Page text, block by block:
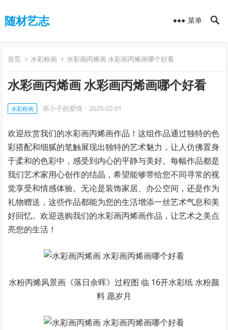
随材艺志 菜单
首页 水彩粉画 水彩画丙烯画 水彩画丙烯画哪个好看
水彩画丙烯画 水彩画丙烯画哪个好看
水彩粉画 坏小子的爱情 · 2025-02-01
欢迎欣赏我们的水彩画丙烯画作品！这组作品通过独特的色
彩搭配和细腻的笔触展现出独特的艺术魅力，让人仿佛置身
于柔和的色彩中，感受到内心的平静与美好。每幅作品都是
我们艺术家用心创作的结晶，希望能够带给您不同寻常的视
觉享受和情感体验。无论是装饰家居、办公空间，还是作为
礼物赠送，这些作品都能为您的生活增添一丝艺术气息和美
好回忆。欢迎选购我们的水彩画丙烯画作品，让艺术之美点
亮您的生活！
水粉丙烯风景画《落日余晖》过程图 临 16开水彩纸 水粉颜
料 愿岁月